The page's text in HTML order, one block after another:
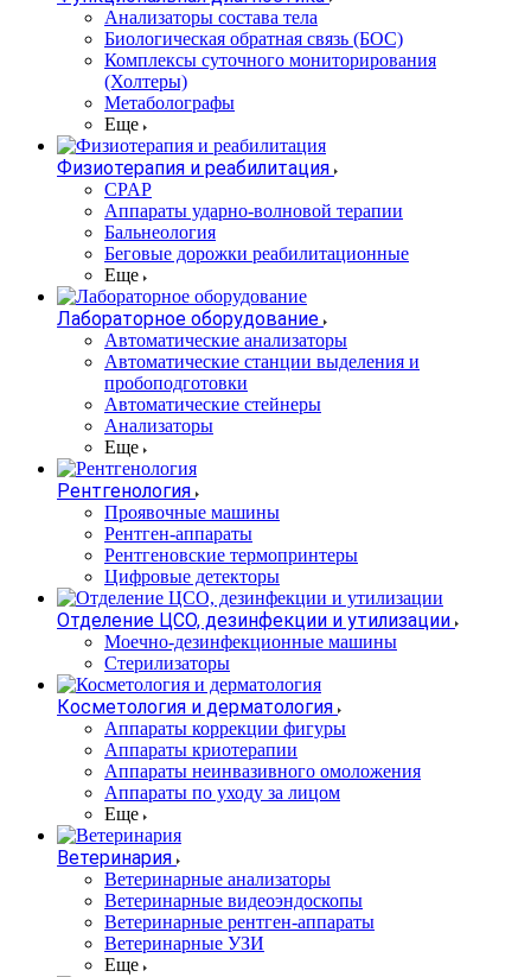
Анализаторы состава тела
Биологическая обратная связь (БОС)
Комплексы суточного мониторирования
(Холтеры)
Метаболографы
Еще
Физиотерапия и реабилитация
CPAP
Аппараты ударно-волновой терапии
Бальнеология
Беговые дорожки реабилитационные
Еще
Лабораторное оборудование
Автоматические анализаторы
Автоматические станции выделения и
пробоподготовки
Автоматические стейнеры
Анализаторы
Еще
Рентгенология
Проявочные машины
Рентген-аппараты
Рентгеновские термопринтеры
Цифровые детекторы
Отделение ЦСО, дезинфекции и утилизации
Моечно-дезинфекционные машины
Стерилизаторы
Косметология и дерматология
Аппараты коррекции фигуры
Аппараты криотерапии
Аппараты неинвазивного омоложения
Аппараты по уходу за лицом
Еще
Ветеринария
Ветеринарные анализаторы
Ветеринарные видеоэндоскопы
Ветеринарные рентген-аппараты
Ветеринарные УЗИ
Еще